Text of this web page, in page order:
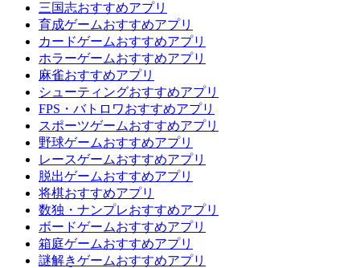
三国志おすすめアプリ
育成ゲームおすすめアプリ
カードゲームおすすめアプリ
ホラーゲームおすすめアプリ
麻雀おすすめアプリ
シューティングおすすめアプリ
FPS・バトロワおすすめアプリ
スポーツゲームおすすめアプリ
野球ゲームおすすめアプリ
レースゲームおすすめアプリ
脱出ゲームおすすめアプリ
将棋おすすめアプリ
数独・ナンプレおすすめアプリ
ボードゲームおすすめアプリ
箱庭ゲームおすすめアプリ
謎解きゲームおすすめアプリ